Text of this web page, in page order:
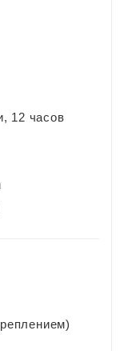
12 часов